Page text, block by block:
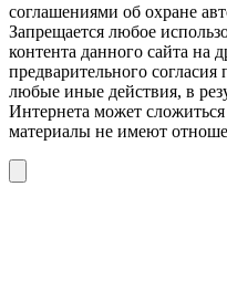
соглашениями об охране
Запрещается любое
контента данного сайта на
предварительного
любые иные действия, в
Интернета может
материалы не имеют